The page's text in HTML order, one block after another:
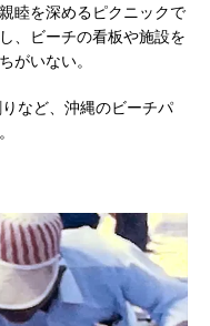
睦を深めるピクニックで
、ビーチの看板や施設を
がいない。
など、沖縄のビーチパ